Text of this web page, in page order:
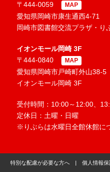
〒444-0059
MAP
愛知県岡崎市康生通西4-71
岡崎市図書館交流プラザ・り
イオンモール岡崎 3F
〒444-0840
MAP
愛知県岡崎市戸崎町外山38-5
イオンモール岡崎 3F
受付時間：10:00～12:00、
定休日：土曜・日曜
※りぶらは水曜日全館休館に
特別な配慮が必要な方へ | 個人情報